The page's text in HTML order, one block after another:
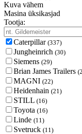
Kuva vähem
Masina üksikasjad
Tootja:
Caterpillar (337)
Jungheinrich (30)
Siemens (29)
Brian James Trailers
MAGNI (22)
Heidenhain (21)
STILL (16)
Toyota (16)
Linde (11)
Svetruck (11)